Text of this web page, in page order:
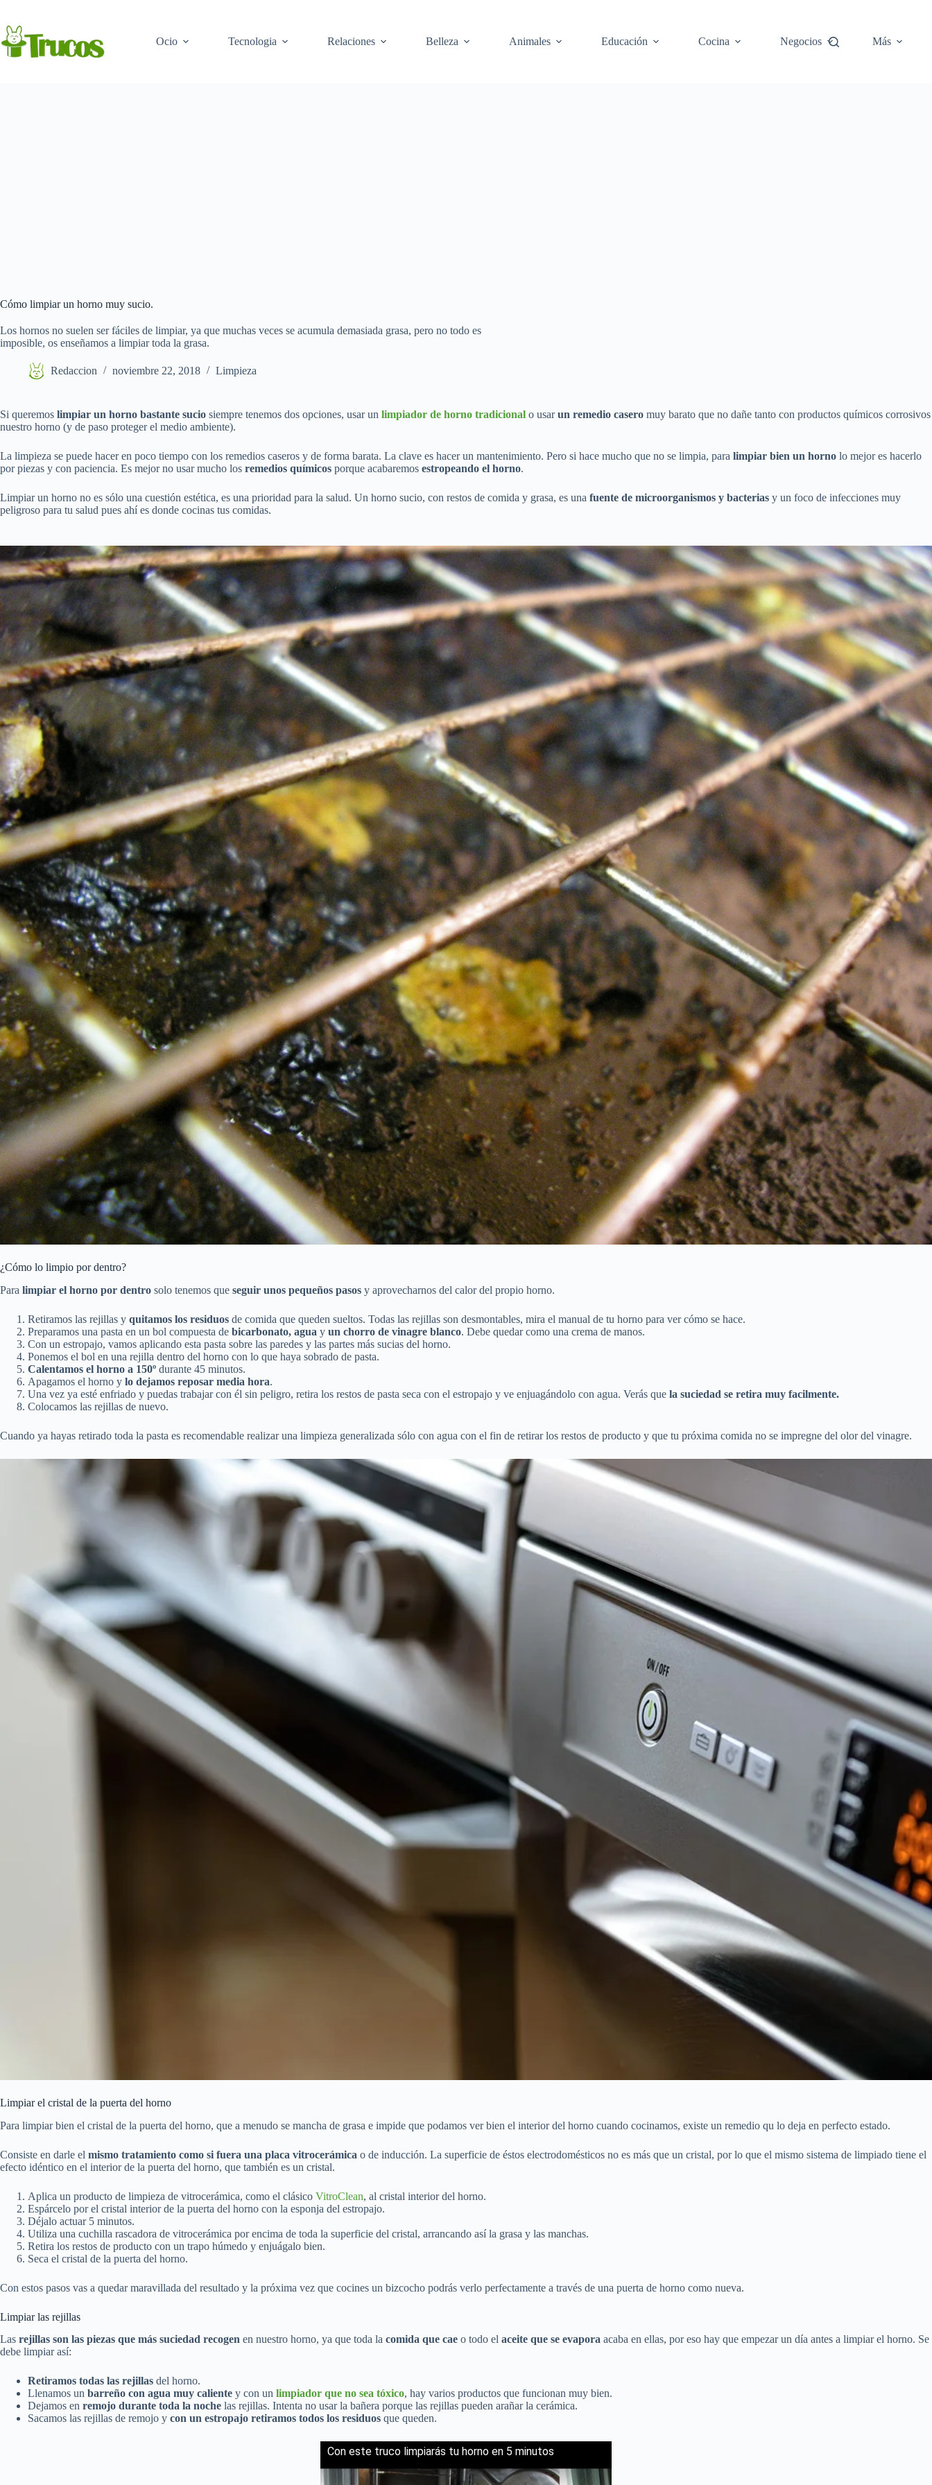
contenido
Ocio
Tecnologia Relaciones Belleza Animales Educación Cocina Negocios Más
Cómo limpiar un horno muy sucio.
Los hornos no suelen ser fáciles de limpiar, ya que muchas veces se acumula demasiada grasa, pero no todo es
imposible, os enseñamos a limpiar toda la grasa.
Redaccion noviembre 22, 2018 Limpieza
Si queremos limpiar un horno bastante sucio siempre tenemos dos opciones, usar un limpiador de horno tradicional o usarun remedio casero muy barato que no dañe tanto con productos químicos corrosivos
nuestro horno (y de paso proteger el medio ambiente).
La limpieza se puede hacer en poco tiempo con los remedios caseros y de forma barata. La clave es hacer un mantenimiento. Pero si hace mucho que no se limpia, para limpiar bien un horno lo mejor es hacerlo
por piezas y con paciencia. Es mejor no usar mucho los remedios químicos porque acabaremos estropeando el horno.
Limpiar un horno no es sólo una cuestión estética, es una prioridad para la salud. Un horno sucio, con restos de comida y grasa, es una fuente de microorganismos y bacterias y un foco de infecciones muy
peligroso para tu salud pues ahí es donde cocinas tus comidas.
¿Cómo lo limpio por dentro?
Para limpiar el horno por dentro solo tenemos que seguir unos pequeños pasos y aprovecharnos del calor del propio horno.
Retiramos las rejillas y quitamos los residuos de comida que queden sueltos. Todas las rejillas son desmontables, mira el manual de tu horno para ver cómo se hace.
Preparamos una pasta en un bol compuesta de bicarbonato, agua y un chorro de vinagre blanco. Debe quedar como una crema de manos.
Con un estropajo, vamos aplicando esta pasta sobre las paredes y las partes más sucias del horno.
Ponemos el bol en una rejilla dentro del horno con lo que haya sobrado de pasta.
Calentamos el horno a 150º durante 45 minutos.
Apagamos el horno y lo dejamos reposar media hora.
Una vez ya esté enfriado y puedas trabajar con él sin peligro, retira los restos de pasta seca con el estropajo y ve enjuagándolo con agua. Verás que la suciedad se retira muy facilmente.
Colocamos las rejillas de nuevo.
Cuando ya hayas retirado toda la pasta es recomendable realizar una limpieza generalizada sólo con agua con el fin de retirar los restos de producto y que tu próxima comida no se impregne del olor del vinagre.
Limpiar el cristal de la puerta del horno
Para limpiar bien el cristal de la puerta del horno, que a menudo se mancha de grasa e impide que podamos ver bien el interior del horno cuando cocinamos, existe un remedio qu lo deja en perfecto estado.
Consiste en darle el mismo tratamiento como si fuera una placa vitrocerámica o de inducción. La superficie de éstos electrodomésticos no es más que un cristal, por lo que el mismo sistema de limpiado tiene el
efecto idéntico en el interior de la puerta del horno, que también es un cristal.
Aplica un producto de limpieza de vitrocerámica, como el clásico VitroClean, al cristal interior del horno.
Espárcelo por el cristal interior de la puerta del horno con la esponja del estropajo.
Déjalo actuar 5 minutos.
Utiliza una cuchilla rascadora de vitrocerámica por encima de toda la superficie del cristal, arrancando así la grasa y las manchas.
Retira los restos de producto con un trapo húmedo y enjuágalo bien.
Seca el cristal de la puerta del horno.
Con estos pasos vas a quedar maravillada del resultado y la próxima vez que cocines un bizcocho podrás verlo perfectamente a través de una puerta de horno como nueva.
Limpiar las rejillas
Las rejillas son las piezas que más suciedad recogen en nuestro horno, ya que toda la comida que cae o todo el aceite que se evapora acaba en ellas, por eso hay que empezar un día antes a limpiar el horno. Se
debe limpiar así:
Retiramos todas las rejillas del horno.
Llenamos un barreño con agua muy caliente y con un limpiador que no sea tóxico, hay varios productos que funcionan muy bien.
Dejamos en remojo durante toda la noche las rejillas. Intenta no usar la bañera porque las rejillas pueden arañar la cerámica.
Sacamos las rejillas de remojo y con un estropajo retiramos todos los residuos que queden.
Con este truco limpiarás tu horno en 5 minutos